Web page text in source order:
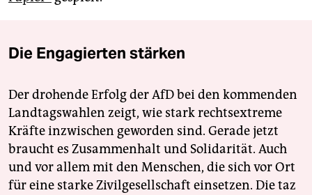
Die Engagierten stärken
Der drohende Erfolg der AfD bei den kommenden
Landtagswahlen zeigt, wie stark rechtsextreme
Kräfte inzwischen geworden sind. Gerade jetzt
braucht es Zusammenhalt und Solidarität. Auch
und vor allem mit den Menschen, die sich vor Ort
für eine starke Zivilgesellschaft einsetzen. Die taz